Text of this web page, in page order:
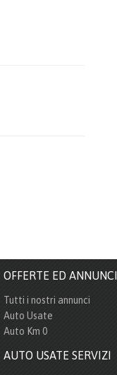
OFFERTE ED ANNUNCI
Tutti i nostri annunci
Auto Usate
Auto Km 0
AUTO USATE SERVIZI